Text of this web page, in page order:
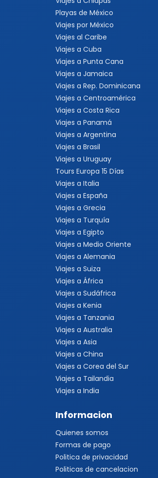
Playas de México
Viajes por México
Viajes al Caribe
Viajes a Cuba
Viajes a Punta Cana
Viajes a Jamaica
Viajes a Rep. Dominicana
Viajes a Centroamérica
Viajes a Costa Rica
Viajes a Panamá
Viajes a Argentina
Viajes a Brasil
Viajes a Uruguay
Tours Europa 15 Días
Viajes a Italia
Viajes a España
Viajes a Grecia
Viajes a Turquía
Viajes a Egipto
Viajes a Medio Oriente
Viajes a Alemania
Viajes a Suiza
Viajes a África
Viajes a Sudáfrica
Viajes a Kenia
Viajes a Tanzania
Viajes a Australia
Viajes a Asia
Viajes a China
Viajes a Corea del Sur
Viajes a Tailandia
Viajes a India
Informacion
Quienes somos
Formas de pago
Politica de privacidad
Politicas de cancelacion